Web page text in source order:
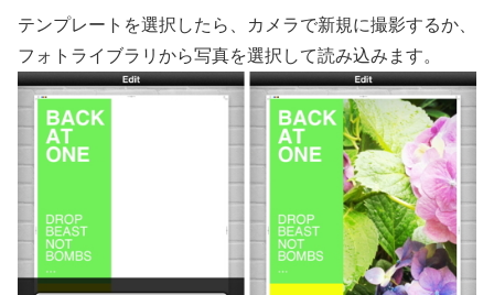
テンプレートを選択したら、カメラで新規に撮影するか、
フォトライブラリから写真を選択して読み込みます。